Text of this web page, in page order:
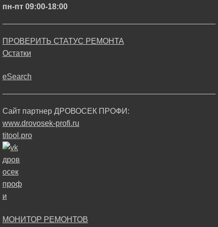
пн-пт 09:00-18:00
ПРОВЕРИТЬ СТАТУС РЕМОНТА
Остатки
eSearch
Сайт партнер ДРОВОСЕК ПРОФИ:
www.drovosek-profi.ru
titool.pro
МОНИТОР РЕМОНТОВ